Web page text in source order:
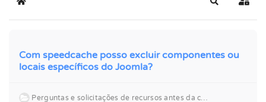
Início PesquisarEntrar
Com speedcache posso excluir componentes ou
locais específicos do Joomla?
Perguntas e solicitações de recursos antes da compra sobre a velocidade...